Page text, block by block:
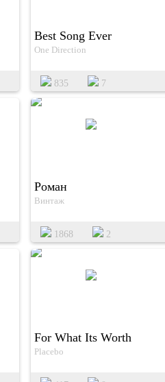
Best Song Ever
One Direction
835 7
Роман
Винтаж
1868 2
For What Its Worth
Placebo